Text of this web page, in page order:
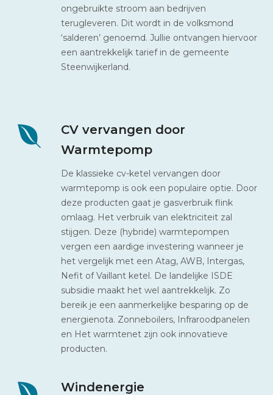
ongebruikte stroom aan bedrijven
terugleveren. Dit wordt in de volksmond
‘salderen’ genoemd. Jullie ontvangen hiervoor
een aantrekkelijk tarief in de gemeente
Steenwijkerland.
CV vervangen door
Warmtepomp
De klassieke cv-ketel vervangen door
warmtepomp is ook een populaire optie. Door
deze producten gaat je gasverbruik flink
omlaag. Het verbruik van elektriciteit zal
stijgen. Deze (hybride) warmtepompen
vergen een aardige investering wanneer je
het vergelijk met een Atag, AWB, Intergas,
Nefit of Vaillant ketel. De landelijke ISDE
subsidie maakt het wel aantrekkelijk. Zo
bereik je een aanmerkelijke besparing op de
energienota. Zonneboilers, Infraroodpanelen
en Het warmtenet zijn ook innovatieve
producten.
Windenergie